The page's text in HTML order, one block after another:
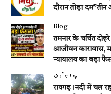
दौरान तोड़ा
Blog
तमनार के चर्चित
आजीवन कारावास,
न्यायालय का बड़ा
छत्तीसगढ़
रायगढ़।नदी में चल